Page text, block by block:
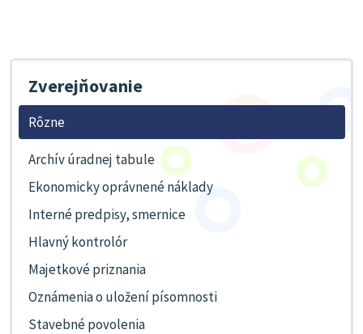
Zverejňovanie
Rôzne
Archív úradnej tabule
Ekonomicky oprávnené náklady
Interné predpisy, smernice
Hlavný kontrolór
Majetkové priznania
Oznámenia o uložení písomnosti
Stavebné povolenia